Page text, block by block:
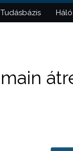
Tudásbázis